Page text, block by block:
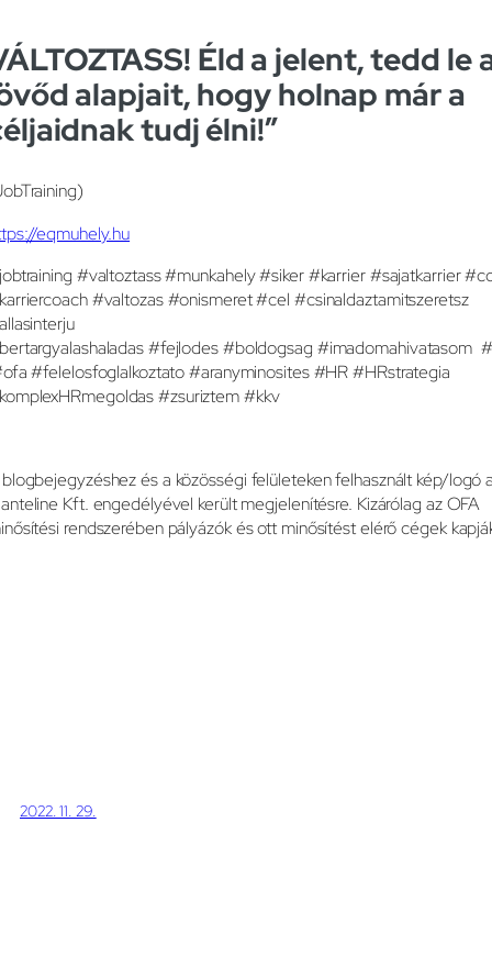
Éld a jelent, tedd le
alapjait, hogy holnap már a
tudj élni!”
eqmuhely.hu
#valtoztass #munkahely #siker #karrier #sajatkarrier
#valtozas #onismeret #cel #csinaldaztamitszeretsz
#fejlodes #boldogsag #imadomahivatasom
#felelosfoglalkoztato #aranyminosites #HR #HRstrategia
#zsuriztem #kkv
és a közösségi felületeken felhasznált kép/logó
Kft. engedélyével került megjelenítésre. Kizárólag az OFA
rendszerében pályázók és ott minősítést elérő cégek
2022. 11. 29.